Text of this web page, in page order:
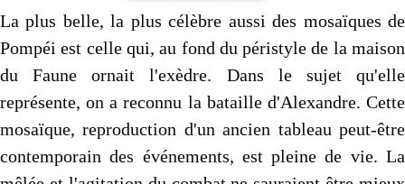
La plus belle, la plus célèbre aussi des mosaïques de
Pompéi est celle qui, au fond du péristyle de la maison
du Faune ornait l'exèdre. Dans le sujet qu'elle
représente, on a reconnu la bataille d'Alexandre. Cette
mosaïque, reproduction d'un ancien tableau peut-être
contemporain des événements, est pleine de vie. La